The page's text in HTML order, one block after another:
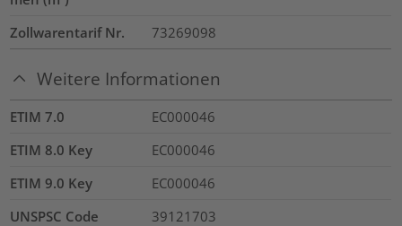
Zollwarentarif Nr. 73269098
Weitere Informationen
ETIM 7.0
EC000046
ETIM 8.0 Key
EC000046
ETIM 9.0 Key
EC000046
UNSPSC Code
39121703